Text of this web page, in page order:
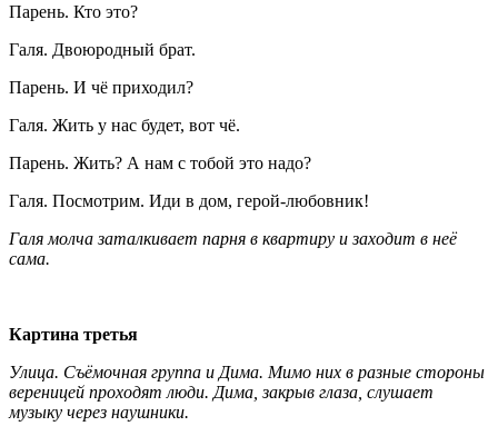
Парень. Кто это?
Галя. Двоюродный брат.
Парень. И чё приходил?
Галя. Жить у нас будет, вот чё.
Парень. Жить? А нам с тобой это надо?
Галя. Посмотрим. Иди в дом, герой-любовник!
Галя молча заталкивает парня в квартиру и заходит в неё
сама.
Картина третья
Улица. Съёмочная группа и Дима. Мимо них в разные стороны
вереницей проходят люди. Дима, закрыв глаза, слушает
музыку через наушники.